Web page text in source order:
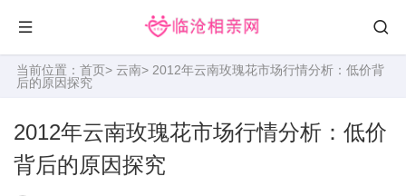
当前位置： 首页> 云南> 2012年云南玫瑰花市场行情分析：低价背
后的原因探究
2012年云南玫瑰花市场行情分析：低价
背后的原因探究